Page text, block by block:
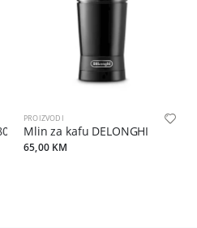
75gr, SL TSM6A013B
PROIZVODI
Mlin za kafu DELONGHI
65,00 KM